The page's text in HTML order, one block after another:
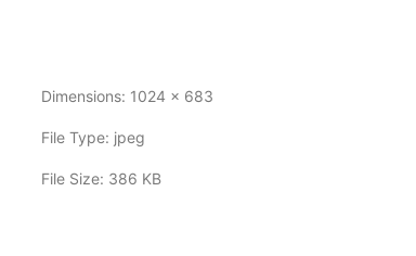
Dimensions: 1024 x 683
File Type: jpeg
File Size: 386 KB